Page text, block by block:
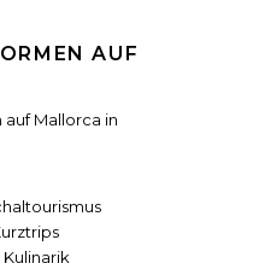
AUF
auf Mallorca in